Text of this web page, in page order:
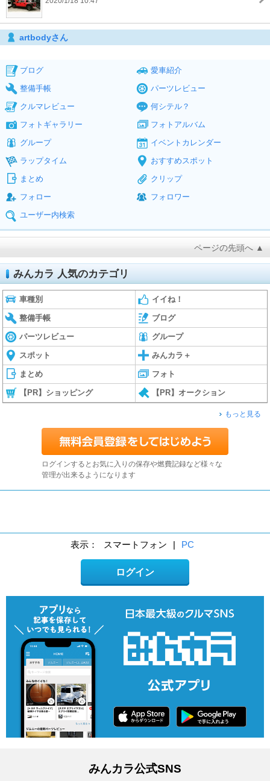
artbodyさん
ブログ
愛車紹介
整備手帳
パーツレビュー
クルマレビュー
何シテル？
フォトギャラリー
フォトアルバム
グループ
イベントカレンダー
ラップタイム
おすすめスポット
まとめ
クリップ
フォロー
フォロワー
ユーザー内検索
ページの先頭へ ▲
みんカラ 人気のカテゴリ
車種別 イイね！
整備手帳 ブログ
パーツレビュー グループ
スポット みんカラ＋
まとめ フォト
【PR】ショッピング 【PR】オークション
もっと見る
ログインするとお気に入りの保存や燃費記録など様々な
管理が出来るようになります
表示： スマートフォン | PC
ログイン
みんカラ公式SNS